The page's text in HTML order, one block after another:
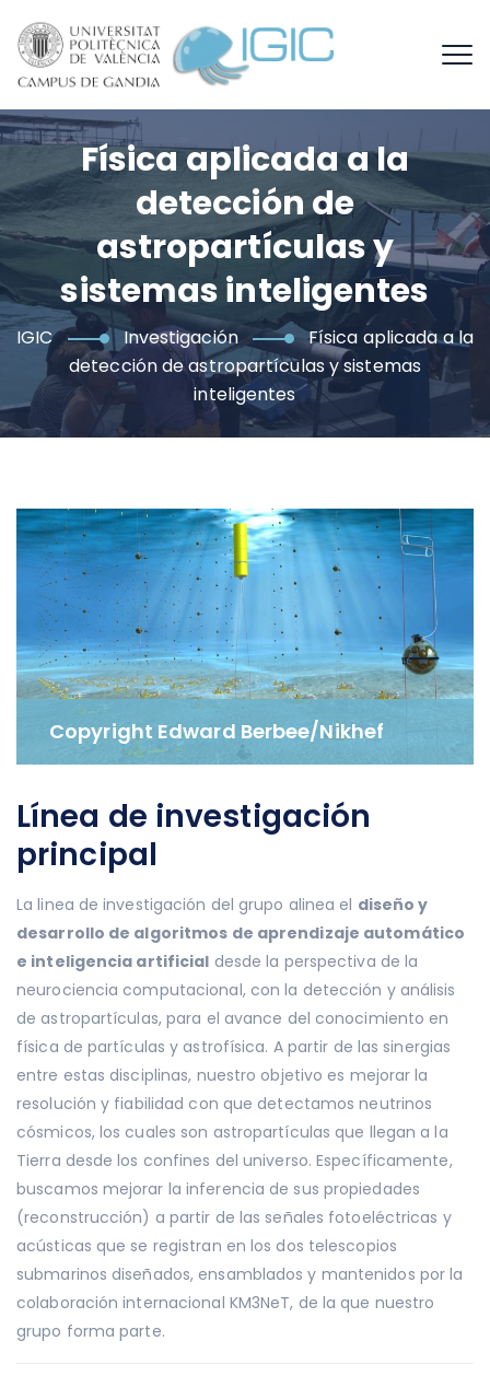
Física aplicada a la
detección de
astropartículas y
sistemas inteligentes
IGIC Investigación
Física aplicada a la
detección de astropartículas y sistemas
inteligentes
Copyright Edward Berbee/Nikhef
Línea de investigación
principal
La linea de investigación del grupo alinea el diseño y
desarrollo de algoritmos de aprendizaje automático
e inteligencia artificial desde la perspectiva de la
neurociencia computacional, con la detección y análisis
de astropartículas, para el avance del conocimiento en
física de partículas y astrofísica. A partir de las sinergias
entre estas disciplinas, nuestro objetivo es mejorar la
resolución y fiabilidad con que detectamos neutrinos
cósmicos, los cuales son astropartículas que llegan a la
Tierra desde los confines del universo. Específicamente,
buscamos mejorar la inferencia de sus propiedades
(reconstrucción) a partir de las señales fotoeléctricas y
acústicas que se registran en los dos telescopios
submarinos diseñados, ensamblados y mantenidos por la
colaboración internacional KM3NeT, de la que nuestro
grupo forma parte.